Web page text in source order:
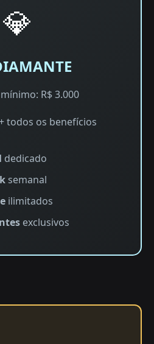
💎
R$ 3.000
todos os benefícios
dedicado
semanal
ilimitados
exclusivos